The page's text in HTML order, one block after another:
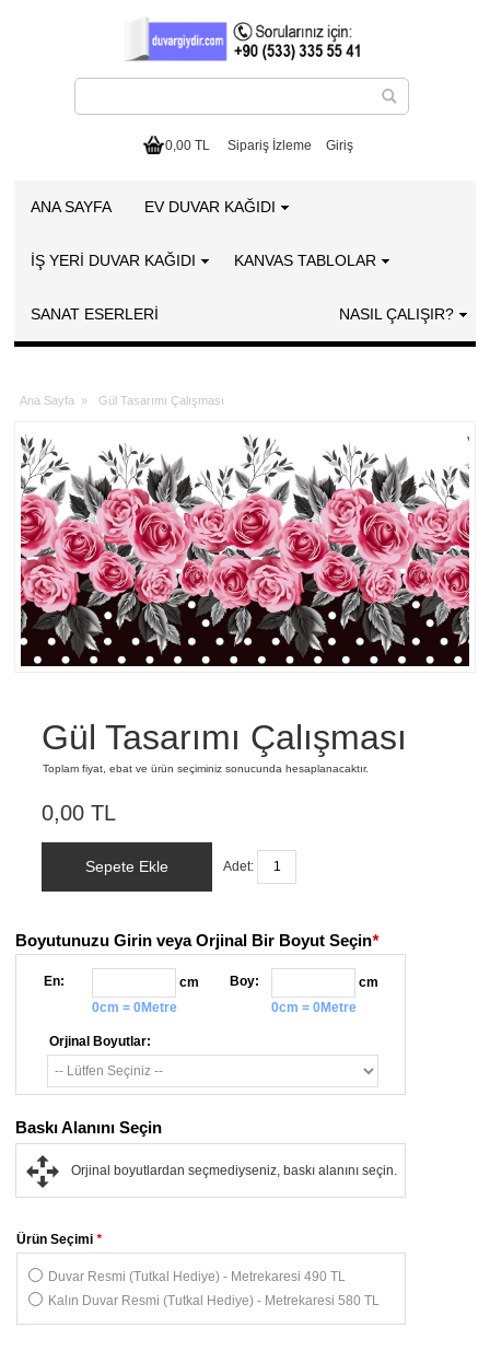
0,00 TL Sipariş İzleme Giriş
ANA SAYFA EV DUVAR KAĞIDI
İŞ YERİ DUVAR KAĞIDI KANVAS TABLOLAR
SANAT ESERLERI NASIL ÇALIŞIR?
Ana Sayfa » Gül Tasarımı Çalışması
Gül Tasarımı Çalışması
Toplam fiyat, ebat ve ürün seçiminiz sonucunda hesaplanacaktır.
0,00 TL
Sepete Ekle Adet:
Boyutunuzu Girin veya Orjinal Bir Boyut Seçin*
En:
cm
0cm = 0Metre
Boy:
cm
0cm = 0Metre
Orjinal Boyutlar:
*
Ürün Seçimi
Duvar Resmi (Tutkal Hediye) - Metrekaresi 490 TL
Kalın Duvar Resmi (Tutkal Hediye) - Metrekaresi 580 TL
Baskı Alanını Seçin
Orjinal boyutlardan seçmediyseniz, baskı alanını seçin.